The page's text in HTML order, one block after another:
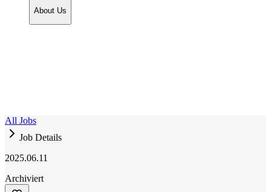
About Us
All Jobs
Job Details
2025.06.11
Archiviert